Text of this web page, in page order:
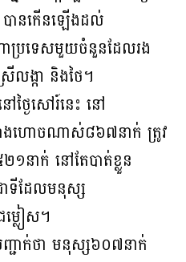
បានកើនឡើងដល់
ប្រទេសមួយចំនួនដែលរង
លង្កា និងថៃ។
ងៃសៅរ៍នេះ នៅ
ហោចណាស់៨៦៧នាក់ ត្រូវ
១នាក់ នៅតែបាត់ខ្លួន
ាទីដែលមនុស្ស
ម្លៀស។
ញ្ជាក់ថា មនុស្ស៦០៧នាក់